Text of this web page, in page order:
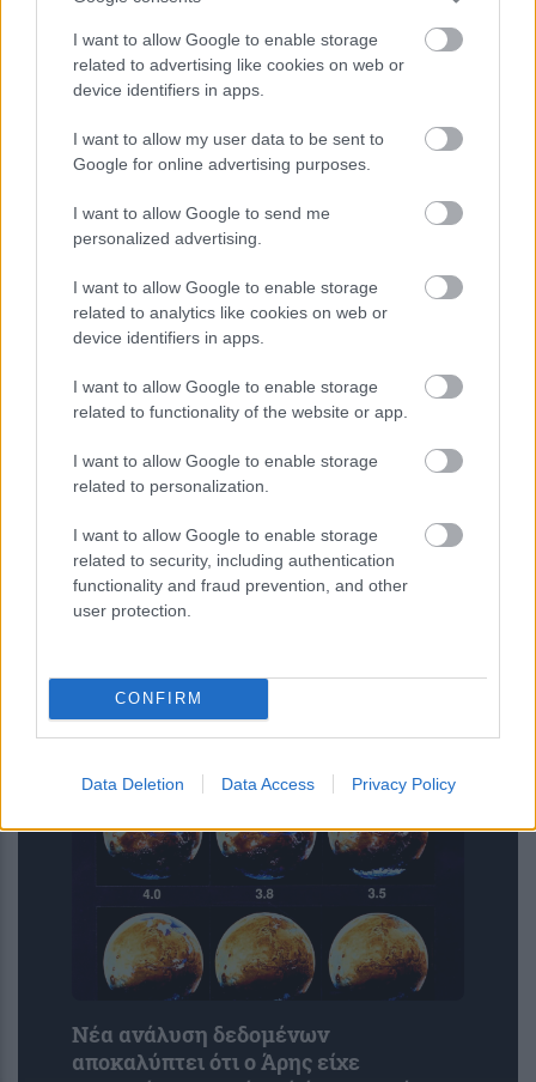
I want to allow Google to enable storage
related to advertising like cookies on web or
device identifiers in apps.
I want to allow my user data to be sent to
Google for online advertising purposes.
I want to allow Google to send me
personalized advertising.
I want to allow Google to enable storage
related to analytics like cookies on web or
device identifiers in apps.
I want to allow Google to enable storage
related to functionality of the website or app.
I want to allow Google to enable storage
related to personalization.
I want to allow Google to enable storage
related to security, including authentication
functionality and fraud prevention, and other
user protection.
CONFIRM
Data Deletion Data Access Privacy Policy
ΕΟΦ: Σύσκεψη με όλους τους φορείς
εύρυθμη λειτουργία της εφοδιαστικής
αλυσίδας
5 νόστιμα φρούτα με πρωτεΐνη που
Νέα ανάλυση δεδομένων
αποκαλύπτει ότι ο Άρης είχε